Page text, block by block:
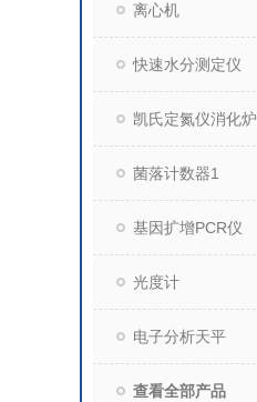
离心机
快速水分测定仪
凯氏定氮仪消化炉
菌落计数器1
基因扩增PCR仪
光度计
电子分析天平
查看全部产品